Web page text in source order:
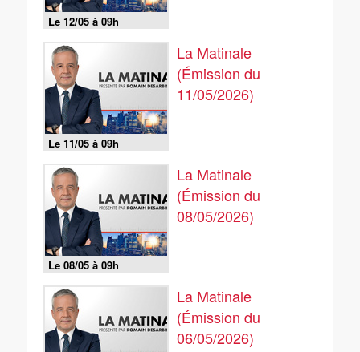
Le 12/05 à 09h
Le 11/05 à 09h
La Matinale
(Émission du
11/05/2026)
Le 08/05 à 09h
La Matinale
(Émission du
08/05/2026)
La Matinale
(Émission du
06/05/2026)